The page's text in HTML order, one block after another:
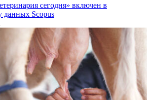
сегодня» включен в
данных Scopus